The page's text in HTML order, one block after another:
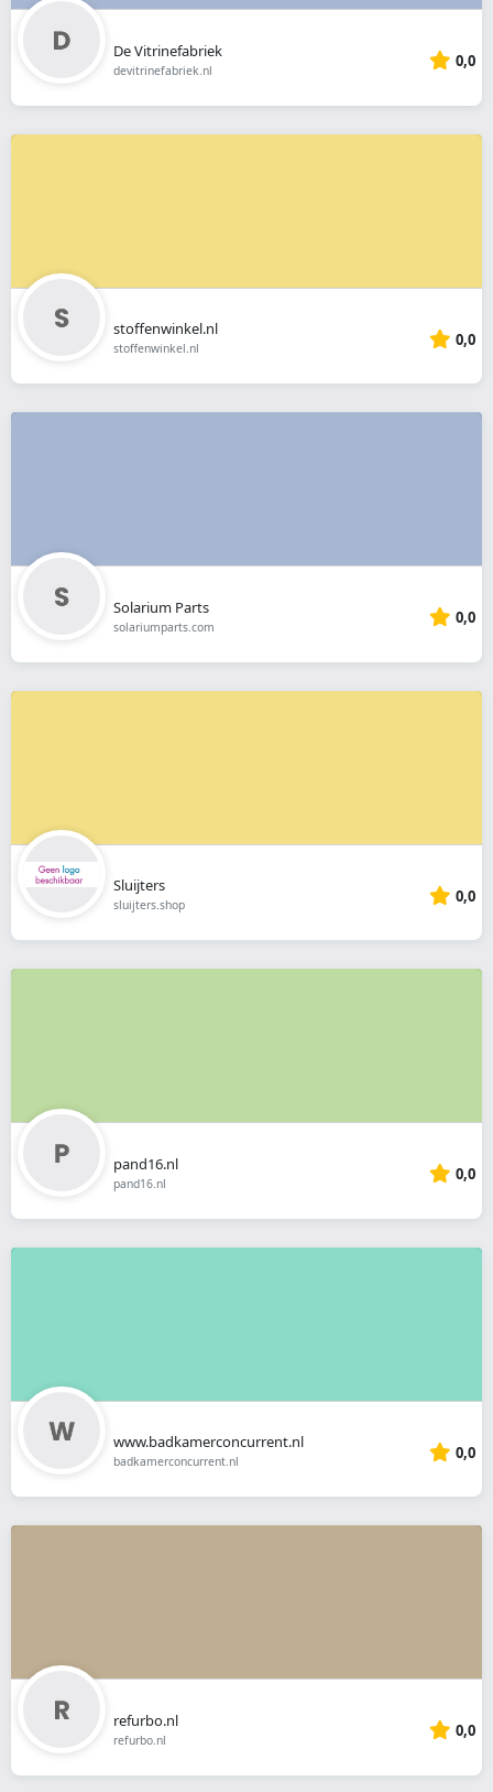
De Vitrinefabriek
devitrinefabriek.nl 0,0
stoffenwinkel.nl
stoffenwinkel.nl 0,0
Solarium Parts
solariumparts.com 0,0
Sluijters
sluijters.shop 0,0
pand16.nl
pand16.nl 0,0
www.badkamerconcurrent.nl
badkamerconcurrent.nl 0,0
refurbo.nl
refurbo.nl 0,0